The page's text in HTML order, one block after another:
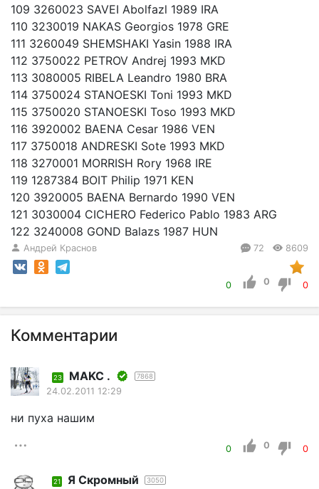
109 3260023 SAVEI Abolfazl 1989 IRA
110 3230019 NAKAS Georgios 1978 GRE
111 3260049 SHEMSHAKI Yasin 1988 IRA
112 3750022 PETROV Andrej 1993 MKD
113 3080005 RIBELA Leandro 1980 BRA
114 3750024 STANOESKI Toni 1993 MKD
115 3750020 STANOESKI Toso 1993 MKD
116 3920002 BAENA Cesar 1986 VEN
117 3750018 ANDRESKI Sote 1993 MKD
118 3270001 MORRISH Rory 1968 IRE
119 1287384 BOIT Philip 1971 KEN
120 3920005 BAENA Bernardo 1990 VEN
121 3030004 CICHERO Federico Pablo 1983 ARG
122 3240008 GOND Balazs 1987 HUN
Андрей Краснов 72 8609
0 0 0
Комментарии
23 MAKC . 7868
24.02.2011 12:29
ни пуха нашим
0 0 0
21 Я Скромный 3050